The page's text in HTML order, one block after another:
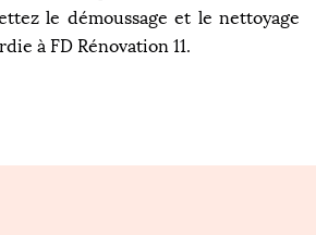
le démoussage et le nettoyage
à FD Rénovation 11.